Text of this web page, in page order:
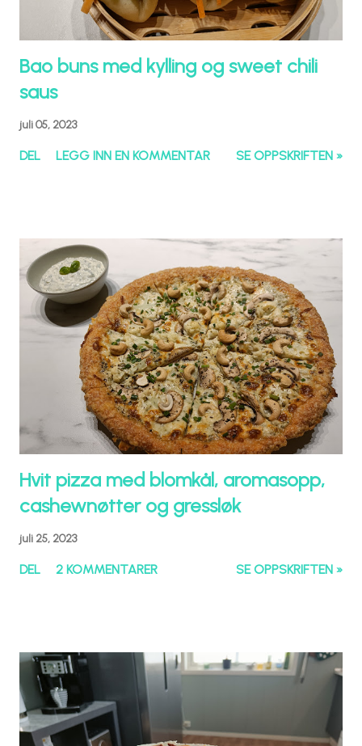
Bao buns med kylling og sweet chili
saus
juli 05, 2023
DEL LEGG INN EN KOMMENTAR SE OPPSKRIFTEN »
Hvit pizza med blomkål, aromasopp,
cashewnøtter og gressløk
juli 25, 2023
DEL 2 KOMMENTARER SE OPPSKRIFTEN »